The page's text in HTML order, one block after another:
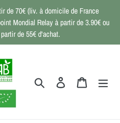
de 70€ (liv. à domicile de France
Mondial Relay à partir de 3.90€ ou
de 55€ d'achat.
RechercherSe connecter
Panier